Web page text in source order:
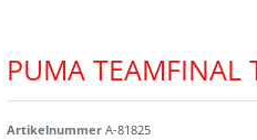
PUMA TEAMFINAL
Artikelnummer A-81825